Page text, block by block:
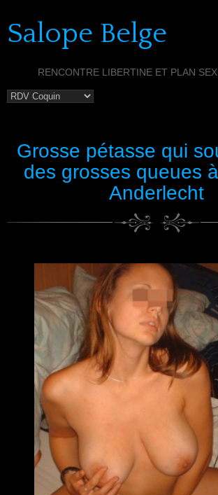
Salope Belge
RENCONTRE LIBERTINE ET PLAN
Grosse pétasse qui
des grosses queues
Anderlecht